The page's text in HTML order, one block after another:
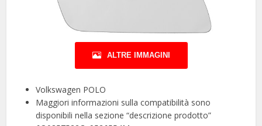
ALTRE IMMAGINI
Volkswagen POLO
Maggiori informazioni sulla compatibilità sono
disponibili nella sezione “descrizione prodotto”